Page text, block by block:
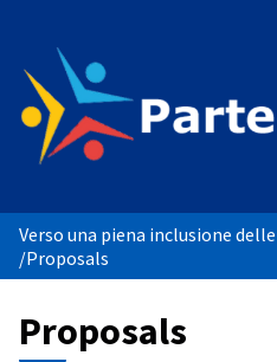
Verso una piena inclusione
/Proposals
Proposals